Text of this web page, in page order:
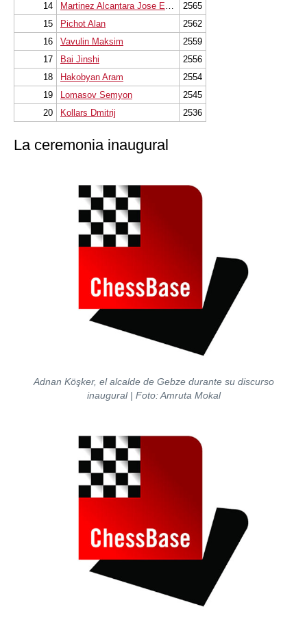
14
Martinez Alcantara Jose Eduardo
2565
15
Pichot Alan
2562
16
Vavulin Maksim
2559
17
Bai Jinshi
2556
18
Hakobyan Aram
2554
19
Lomasov Semyon
2545
20
Kollars Dmitrij 2536
La ceremonia inaugural
Adnan Köşker, el alcalde de Gebze durante su discurso
inaugural | Foto: Amruta Mokal